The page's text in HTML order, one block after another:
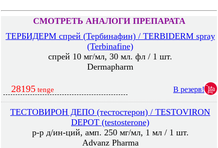
СМОТРЕТЬ АНАЛОГИ ПРЕПАРАТА
ТЕРБИДЕРМ спрей (Тербинафин) / TERBIDERM spray
(Terbinafine)
спрей 10 мг/мл, 30 мл. фл / 1 шт.
Dermapharm
28195 tenge В резерв!
ТЕСТОВИРОН ДЕПО (тестостерон) / TESTOVIRON
DEPOT (testosterone)
р-р д/ин-ций, амп. 250 мг/мл, 1 мл / 1 шт.
Advanz Pharma